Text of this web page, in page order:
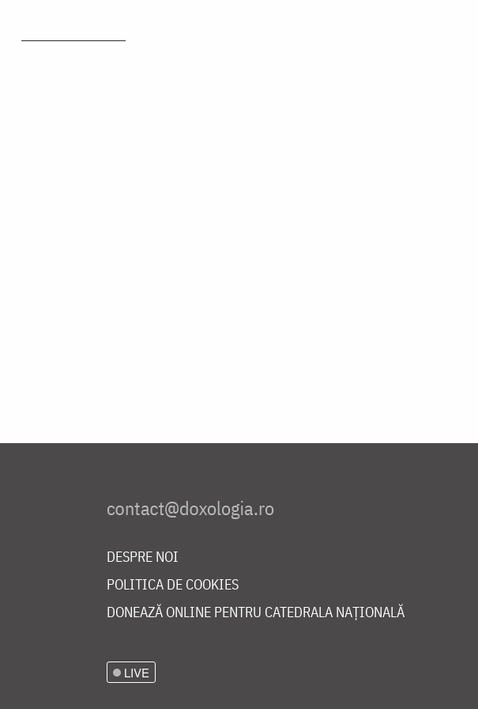
DESPRE NOI
POLITICA DE COOKIES
DONEAZĂ ONLINE PENTRU CATEDRALA NAȚIONALĂ
LIVE